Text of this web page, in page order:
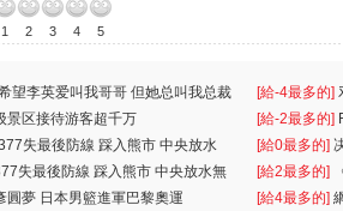
1 2 3 4 5
望李英爱叫我哥哥 但她总叫我总裁
[給-4最多的]
离
景区接待游客超千万 [給-2最多的]
失最後防線 踩入熊市 中央放水
[給0最多的]
失最後防線 踩入熊市 中央放水無 [給2最多的]
圓夢 日本男籃進軍巴黎奧運 [給4最多的]